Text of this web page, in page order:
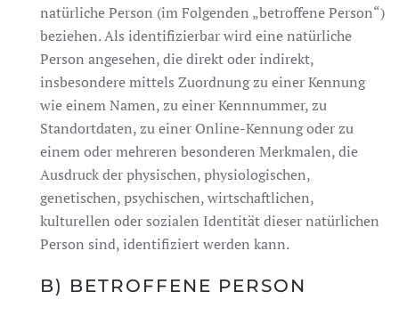
natürliche Person (im Folgenden „betroffene Person“)
beziehen. Als identifizierbar wird eine natürliche
Person angesehen, die direkt oder indirekt,
insbesondere mittels Zuordnung zu einer Kennung
wie einem Namen, zu einer Kennnummer, zu
Standortdaten, zu einer Online-Kennung oder zu
einem oder mehreren besonderen Merkmalen, die
Ausdruck der physischen, physiologischen,
genetischen, psychischen, wirtschaftlichen,
kulturellen oder sozialen Identität dieser natürlichen
Person sind, identifiziert werden kann.
B) BETROFFENE PERSON